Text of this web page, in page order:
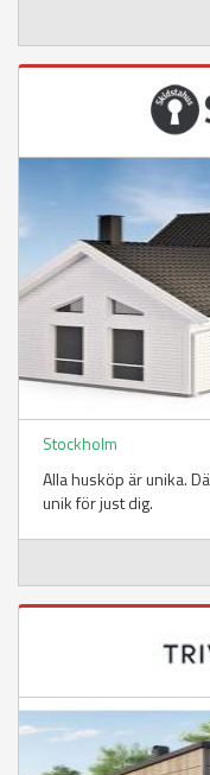
Stockholm
Alla husköp är unika.
unik för just dig.